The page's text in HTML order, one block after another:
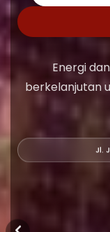
Energi
berkelanjutan
Jl.